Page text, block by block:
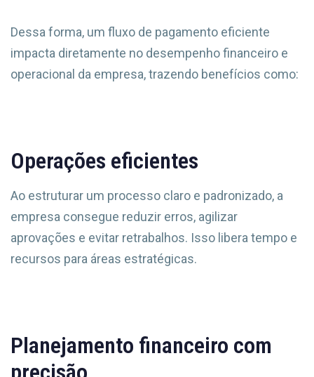
Dessa forma, um fluxo de pagamento eficiente
impacta diretamente no desempenho financeiro e
operacional da empresa, trazendo benefícios como:
Operações eficientes
Ao estruturar um processo claro e padronizado, a
empresa consegue reduzir erros, agilizar
aprovações e evitar retrabalhos. Isso libera tempo e
recursos para áreas estratégicas.
Planejamento financeiro com